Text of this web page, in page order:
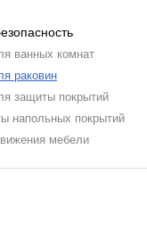
ванных комнат
раковин
защиты покрытий
напольных покрытий
мебели